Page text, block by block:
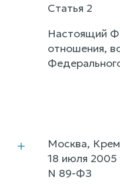
Статья 2
Настоящий
отношения,
Москва,
18 июля 2005
N 89-ФЗ